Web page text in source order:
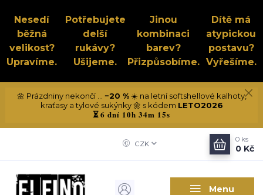
Nesedí
běžná
velikost?
Upravíme.
Potřebujete
delší
rukávy?
Ušijeme.
Jinou
kombinaci
barev?
Přizpůsobíme.
Dítě má
atypickou
postavu?
Vyřešíme.
🌼 Prázdniny nekončí ... −20 %☀️ na letní softshellové kalhoty,
kraťasy a tylové sukýnky 🌼 s kódem LETO2026
⏳6 dní 10h 34m 15s
Menu
CZK
0 ks
0 Kč